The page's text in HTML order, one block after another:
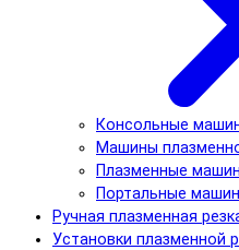
Консольные
Машины
Плазменные
Портальные
Ручная плазменная
Установки плазменной